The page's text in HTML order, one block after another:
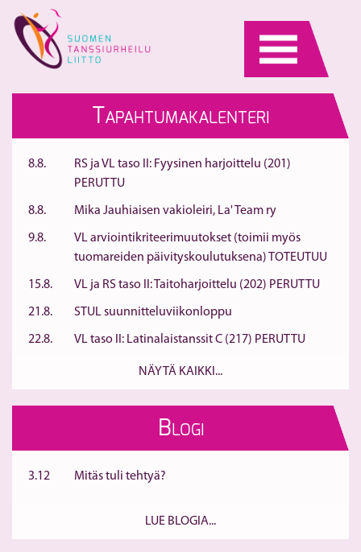
content
APAHTUMAKALENTERI
8.8.
RS ja VL taso II: Fyysinen harjoittelu (201)
PERUTTU
8.8. Mika Jauhiaisen vakioleiri, La' Team ry
9.8.
VL arviointikriteerimuutokset (toimii myös
tuomareiden päivityskoulutuksena) TOTEUTUU
15.8. VL ja RS taso II: Taitoharjoittelu (202) PERUTTU
21.8. STUL suunnitteluviikonloppu
22.8. VL taso II: Latinalaistanssit C (217) PERUTTU
NÄYTÄ KAIKKI...
BLOGI
3.12 Mitäs tuli tehtyä?
LUE BLOGIA...